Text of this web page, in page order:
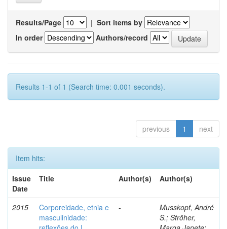
Results/Page | Sort items by
In order
Authors/record
Results 1-1 of 1 (Search time: 0.001 seconds).
previous 1 next
Item hits:
Issue
Date
Title Author(s) Author(s)
2015
Corporeidade, etnia e
masculinidade:
-
Musskopf, André
S.; Ströher,